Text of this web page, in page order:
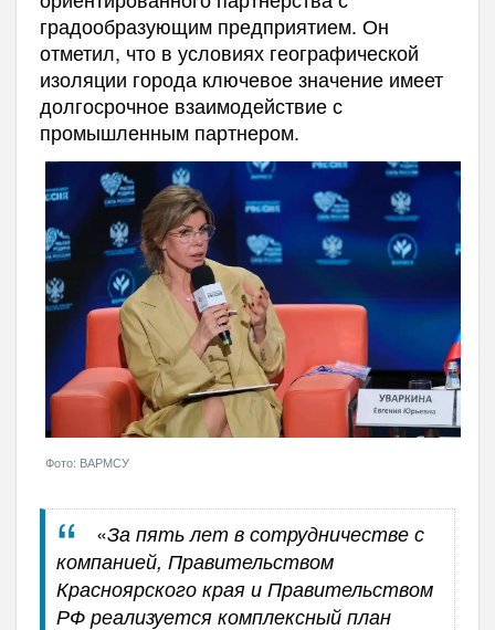
градообразующим предприятием. Он
отметил, что в условиях географической
изоляции города ключевое значение имеет
долгосрочное взаимодействие с
промышленным партнером.
Фото: ВАРМСУ
«За пять лет в сотрудничестве с
компанией, Правительством
Красноярского края и Правительством
РФ реализуется комплексный план